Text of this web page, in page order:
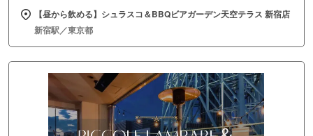
【昼から飲める】シュラスコ＆BBQビアガーデン天空テラス 新宿店
新宿駅／東京都